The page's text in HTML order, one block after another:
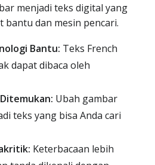
menjadi teks digital yang
bantu dan mesin pencari.
Bantu: Teks French
dapat dibaca oleh
Ubah gambar
teks yang bisa Anda cari
Keterbacaan lebih